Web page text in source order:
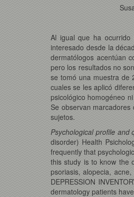
Al igual que ha ocurrido
interesado desde la
dermatólogos acentúan
pero los resultados no
se tomó una muestra de
cuales se les aplicó
psicológico homogéneo
Se observan
sujetos.
Psychological profile and
disorder) Health
frequently that
this study is to know the
psoriasis, alopecia,
DEPRESSION
dermatology patients